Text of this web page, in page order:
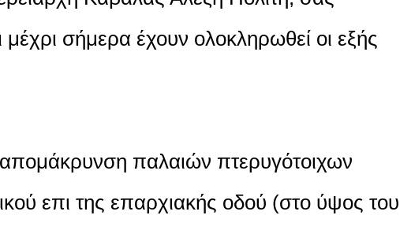
σήμερα έχουν ολοκληρωθεί οι εξής
παλαιών πτερυγότοιχων
επι της επαρχιακής οδού (στο ύψος του